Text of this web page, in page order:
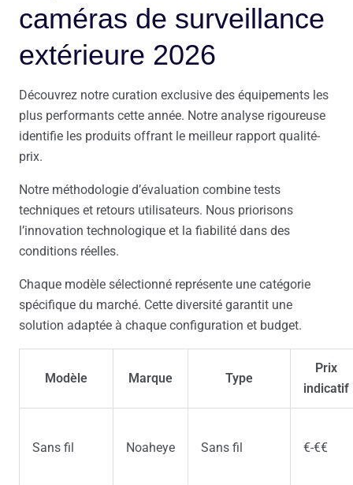
caméras de surveillance
extérieure 2026
Découvrez notre curation exclusive des équipements les
plus performants cette année. Notre analyse rigoureuse
identifie les produits offrant le meilleur rapport qualité-
prix.
Notre méthodologie d’évaluation combine tests
techniques et retours utilisateurs. Nous priorisons
l’innovation technologique et la fiabilité dans des
conditions réelles.
Chaque modèle sélectionné représente une catégorie
spécifique du marché. Cette diversité garantit une
solution adaptée à chaque configuration et budget.
Modèle Marque Type
Prix
indicatif
Sans fil Noaheye Sans fil €-€€